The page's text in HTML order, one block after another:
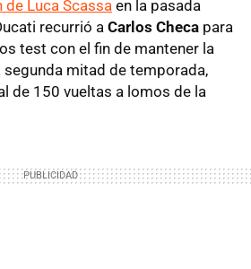
de Luca Scassa en la pasada
recurrió a Carlos Checa para
test con el fin de mantener la
segunda mitad de temporada,
de 150 vueltas a lomos de la